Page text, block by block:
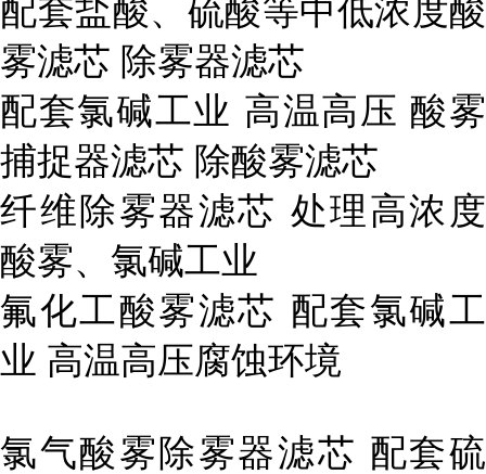
配套盐酸、硫酸等中低浓度酸
雾滤芯 除雾器滤芯
配套氯碱工业 高温高压 酸雾
捕捉器滤芯 除酸雾滤芯
纤维除雾器滤芯 处理高浓度
酸雾、氯碱工业
氟化工酸雾滤芯 配套氯碱工
业 高温高压腐蚀环境
氯气酸雾除雾器滤芯 配套硫